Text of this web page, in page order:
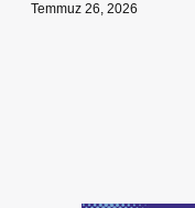
Temmuz 26, 2026